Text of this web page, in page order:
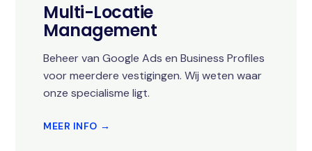
Multi-Locatie
Management
Beheer van Google Ads en Business Profiles
voor meerdere vestigingen. Wij weten waar
onze specialisme ligt.
MEER INFO →